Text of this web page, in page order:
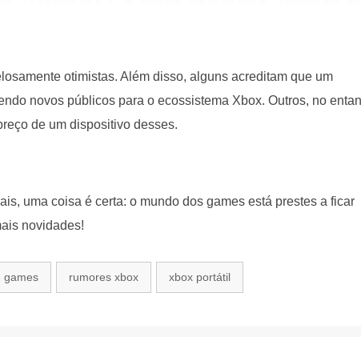
otimistas. Além disso, alguns acreditam que um
novos públicos para o ecossistema Xbox. Outros, no
de um dispositivo desses.
uma coisa é certa: o mundo dos games está prestes a ficar
novidades!
games rumores xbox xbox portátil